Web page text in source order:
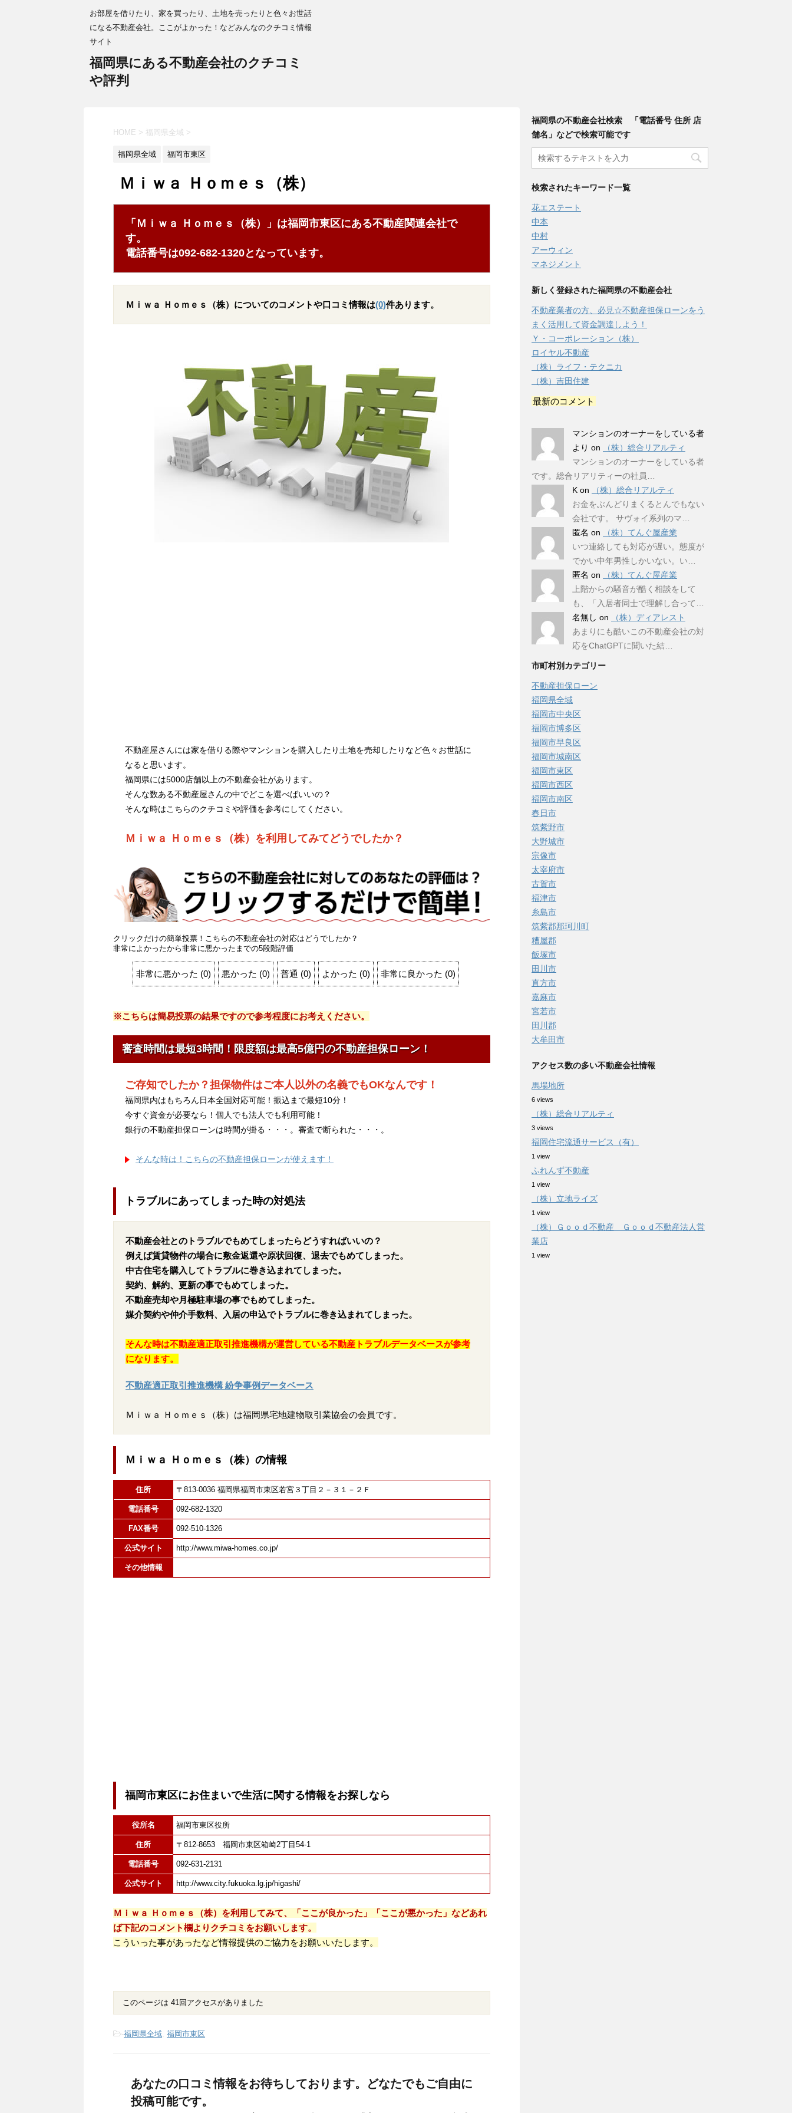
お部屋を借りたり、家を買ったり、土地を売ったりと色々お世話
になる不動産会社。ここがよかった！などみんなのクチコミ情報
サイト
福岡県にある不動産会社のクチコミ
や評判
HOME > 福岡県全域 >
福岡県全域 福岡市東区
Ｍｉｗａ Ｈｏｍｅｓ（株）
「Ｍｉｗａ Ｈｏｍｅｓ（株）」は福岡市東区にある不動産関連会社で
す。
電話番号は092-682-1320となっています。
Ｍｉｗａ Ｈｏｍｅｓ（株）についてのコメントや口コミ情報は(0)件あります。
不動産屋さんには家を借りる際やマンションを購入したり土地を売却したりなど色々お世話に
なると思います。
福岡県には5000店舗以上の不動産会社があります。
そんな数ある不動産屋さんの中でどこを選べばいいの？
そんな時はこちらのクチコミや評価を参考にしてください。
Ｍｉｗａ Ｈｏｍｅｓ（株）を利用してみてどうでしたか？
クリックだけの簡単投票！こちらの不動産会社の対応はどうでしたか？
非常によかったから非常に悪かったまでの5段階評価
非常に悪かった (0) 悪かった (0) 普通 (0) よかった (0) 非常に良かった (0)
※こちらは簡易投票の結果ですので参考程度にお考えください。
審査時間は最短3時間！限度額は最高5億円の不動産担保ローン！
ご存知でしたか？担保物件はご本人以外の名義でもOKなんです！
福岡県内はもちろん日本全国対応可能！振込まで最短10分！
今すぐ資金が必要なら！個人でも法人でも利用可能！
銀行の不動産担保ローンは時間が掛る・・・。審査で断られた・・・。
そんな時は！こちらの不動産担保ローンが使えます！
トラブルにあってしまった時の対処法
不動産会社とのトラブルでもめてしまったらどうすればいいの？
例えば賃貸物件の場合に敷金返還や原状回復、退去でもめてしまった。
中古住宅を購入してトラブルに巻き込まれてしまった。
契約、解約、更新の事でもめてしまった。
不動産売却や月極駐車場の事でもめてしまった。
媒介契約や仲介手数料、入居の申込でトラブルに巻き込まれてしまった。
そんな時は不動産適正取引推進機構が運営している不動産トラブルデータベースが参考
になります。
不動産適正取引推進機構 紛争事例データベース
Ｍｉｗａ Ｈｏｍｅｓ（株）は福岡県宅地建物取引業協会の会員です。
Ｍｉｗａ Ｈｏｍｅｓ（株）の情報
住所 〒813-0036 福岡県福岡市東区若宮３丁目２－３１－２Ｆ
電話番号 092-682-1320
FAX番号 092-510-1326
公式サイト http://www.miwa-homes.co.jp/
その他情報
福岡市東区にお住まいで生活に関する情報をお探しなら
役所名 福岡市東区役所
住所 〒812-8653 福岡市東区箱崎2丁目54-1
電話番号 092-631-2131
公式サイト http://www.city.fukuoka.lg.jp/higashi/
Ｍｉｗａ Ｈｏｍｅｓ（株）を利用してみて、「ここが良かった」「ここが悪かった」などあれ
ば下記のコメント欄よりクチコミをお願いします。
こういった事があったなど情報提供のご協力をお願いいたします。
このページは 41回アクセスがありました
-福岡県全域, 福岡市東区
あなたの口コミ情報をお待ちしております。どなたでもご自由に
投稿可能です。
福岡県の不動産会社検索 「電話番号 住所 店
舗名」などで検索可能です
検索されたキーワード一覧
花エステート
中本
中村
アーウィン
マネジメント
新しく登録された福岡県の不動産会社
不動産業者の方、必見☆不動産担保ローンをう
まく活用して資金調達しよう！
Ｙ・コーポレーション（株）
ロイヤル不動産
（株）ライフ・テクニカ
（株）吉田住建
最新のコメント
マンションのオーナーをしている者
より on
（株）総合リアルティ
マンションのオーナーをしている者
です。総合リアリティーの社員…
K on
（株）総合リアルティ
お金をぶんどりまくるとんでもない
会社です。 サヴォイ系列のマ…
匿名 on
（株）てんぐ屋産業
いつ連絡しても対応が遅い。態度が
でかい中年男性しかいない。い…
匿名 on
（株）てんぐ屋産業
上階からの騒音が酷く相談をして
も、「入居者同士で理解し合って…
名無し on
（株）ディアレスト
あまりにも酷いこの不動産会社の対
応をChatGPTに聞いた結…
市町村別カテゴリー
不動産担保ローン
福岡県全域
福岡市中央区
福岡市博多区
福岡市早良区
福岡市城南区
福岡市東区
福岡市西区
福岡市南区
春日市
筑紫野市
大野城市
宗像市
太宰府市
古賀市
福津市
糸島市
筑紫郡那珂川町
糟屋郡
飯塚市
田川市
直方市
嘉麻市
宮若市
田川郡
大牟田市
アクセス数の多い不動産会社情報
馬場地所
6 views
（株）総合リアルティ
3 views
福岡住宅流通サービス（有）
1 view
ふれんず不動産
1 view
（株）立地ライズ
1 view
（株）Ｇｏｏｄ不動産 Ｇｏｏｄ不動産法人営
業店
1 view